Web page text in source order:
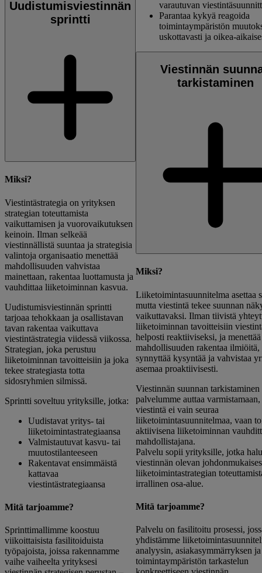
Uudistumisviestinnän
sprintti
Miksi?
Viestintästrategia on yrityksen
strategian toteuttamista
vaikuttamisen ja vuorovaikutuksen
keinoin. Ilman selkeää
viestinnällistä suuntaa ja strategisia
valintoja organisaatio menettää
mahdollisuuden vahvistaa
mainettaan, rakentaa luottamusta ja
vauhdittaa liiketoiminnan kasvua.
Uudistumisviestinnän sprintti
tarjoaa tehokkaan ja osallistavan
tavan rakentaa vaikuttava
viestintästrategia viidessä viikossa.
Strategian, joka perustuu
liiketoiminnan tavoitteisiin ja joka
tekee strategiasta totta
sidosryhmien silmissä.
Sprintti soveltuu yrityksille, jotka:
Uudistavat yritys- tai
liiketoimintastrategiaansa
Valmistautuvat kasvu- tai
muutostilanteeseen
Rakentavat ensimmäistä
kattavaa
viestintästrategiaansa
Mitä tarjoamme?
Sprinttimallimme koostuu
viikoittaisista fasilitoiduista
työpajoista, joissa rakennamme
vaihe vaiheelta yrityksesi
varautuvan
Parantaa kykyä reagoida
toimintaympäristön
uskottavasti ja oikea-
Viestinnän
tarkistaminen
Miksi?
Liiketoimintasuunnitelma asettaa
mutta viestintä tekee suunnan
vaikuttavaksi. Ilman tiivistä
liiketoiminnan tavoitteisiin
helposti reaktiiviseksi, ja menettää
mahdollisuuden rakentaa ilmiöitä,
synnyttää kysyntää ja vahvistaa
asemaa proaktiivisesti.
Viestinnän suunnan tarkistaminen
palvelumme auttaa varmistamaan,
viestintä ei vain seuraa
liiketoimintasuunnitelmaa, vaan
aktiivisena liiketoiminnan
mahdollistajana.
Palvelu sopii yrityksille, jotka
viestinnän olevan
liiketoimintastrategian
irrallinen osa-alue.
Mitä tarjoamme?
Palvelu on fasilitoitu prosessi,
yhdistämme
analyysin, asiakasymmärryksen ja
toimintaympäristön tarkastelun